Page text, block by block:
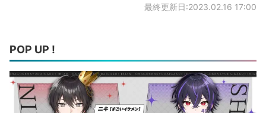
最終更新日:2023.02.16 17:00
POP UP !